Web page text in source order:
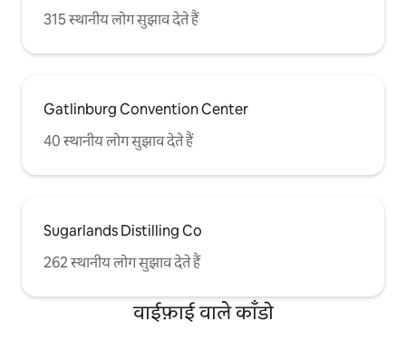
315 स्थानीय लोग सुझाव देते हैं
Gatlinburg Convention Center
40 स्थानीय लोग सुझाव देते हैं
Sugarlands Distilling Co
262 स्थानीय लोग सुझाव देते हैं
वाईफ़ाई वाले काँडो